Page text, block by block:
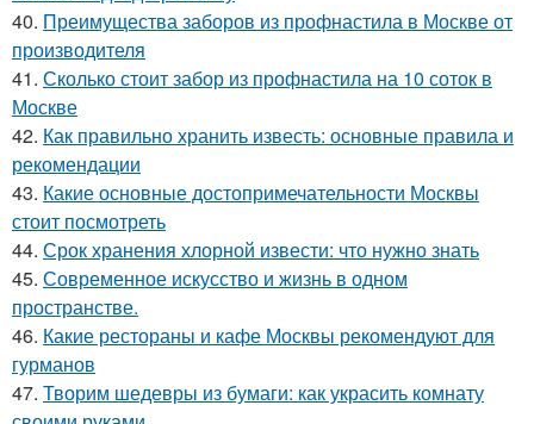
40. Преимущества заборов из профнастила в Москве от
производителя
41. Сколько стоит забор из профнастила на 10 соток в
Москве
42. Как правильно хранить известь: основные правила и
рекомендации
43. Какие основные достопримечательности Москвы
стоит посмотреть
44. Срок хранения хлорной извести: что нужно знать
45. Современное искусство и жизнь в одном
пространстве.
46. Какие рестораны и кафе Москвы рекомендуют для
гурманов
47. Творим шедевры из бумаги: как украсить комнату